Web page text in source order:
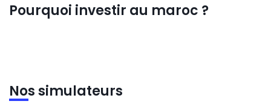
Pourquoi investir au maroc ?
Nos simulateurs